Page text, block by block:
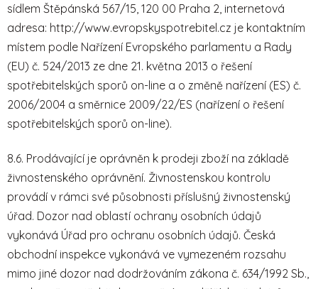
sídlem Štěpánská 567/15, 120 00 Praha 2, internetová
adresa: http://www.evropskyspotrebitel.cz je kontaktním
místem podle Nařízení Evropského parlamentu a Rady
(EU) č. 524/2013 ze dne 21. května 2013 o řešení
spotřebitelských sporů on-line a o změně nařízení (ES) č.
2006/2004 a směrnice 2009/22/ES (nařízení o řešení
spotřebitelských sporů on-line).
8.6. Prodávající je oprávněn k prodeji zboží na základě
živnostenského oprávnění. Živnostenskou kontrolu
provádí v rámci své působnosti příslušný živnostenský
úřad. Dozor nad oblastí ochrany osobních údajů
vykonává Úřad pro ochranu osobních údajů. Česká
obchodní inspekce vykonává ve vymezeném rozsahu
mimo jiné dozor nad dodržováním zákona č. 634/1992 Sb.,